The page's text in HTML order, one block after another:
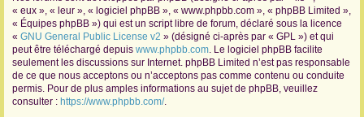
« eux », « leur », « logiciel phpBB », « www.phpbb.com », « phpBB Limited »,
« Équipes phpBB ») qui est un script libre de forum, déclaré sous la licence
« GNU General Public License v2 » (désigné ci-après par « GPL ») et qui
peut être téléchargé depuis www.phpbb.com. Le logiciel phpBB facilite
seulement les discussions sur Internet. phpBB Limited n’est pas responsable
de ce que nous acceptons ou n’acceptons pas comme contenu ou conduite
permis. Pour de plus amples informations au sujet de phpBB, veuillez
consulter : https://www.phpbb.com/.